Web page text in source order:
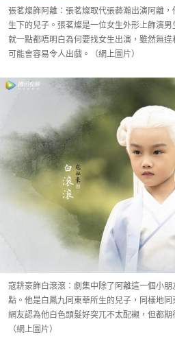
張茗燦飾阿離：張茗燦取代張藝瀚出演阿離
生下的兒子。張茗燦是一位女生外形上飾演
就一點都唔明白為何要找女生出演，雖然無違
可能會容易令人出戲。（網上圖片）
寇耕豪飾白滾滾：劇集中除了阿離這一個小
點。他是白鳳九同東華所生的兒子，同樣地
網友認為他白色頭髮好突兀不太配襯，但都
（網上圖片）